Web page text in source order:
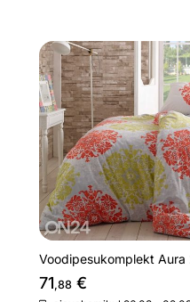
Voodipesukomplekt
Voodipesukomplekt
71,88 €